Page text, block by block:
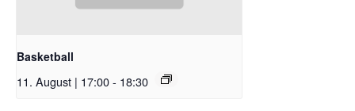
Basketball
11. August | 17:00- 18:30